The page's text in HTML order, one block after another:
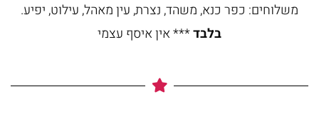
משלוחים: כפר כנא, משהד, נצרת, עין מאהל, עילוט, יפיע.
בלבד*** אין איסף עצמי